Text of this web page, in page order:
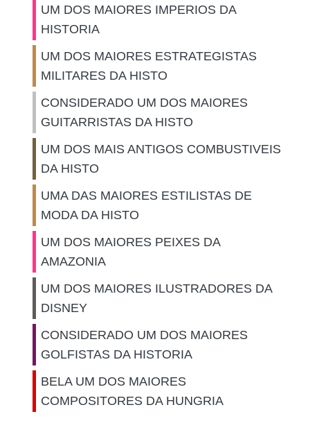
UM DOS MAIORES IMPERIOS DA
HISTORIA
UM DOS MAIORES ESTRATEGISTAS
MILITARES DA HISTO
CONSIDERADO UM DOS MAIORES
GUITARRISTAS DA HISTO
UM DOS MAIS ANTIGOS COMBUSTIVEIS
DA HISTO
UMA DAS MAIORES ESTILISTAS DE
MODA DA HISTO
UM DOS MAIORES PEIXES DA
AMAZONIA
UM DOS MAIORES ILUSTRADORES DA
DISNEY
CONSIDERADO UM DOS MAIORES
GOLFISTAS DA HISTORIA
BELA UM DOS MAIORES
COMPOSITORES DA HUNGRIA